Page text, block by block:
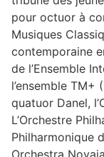
pour octuor à
Musiques
contemporaine
de l’Ensemble
l’ensemble TM+
quatuor Danel,
L’Orchestre
Philharmonique
Orchestra